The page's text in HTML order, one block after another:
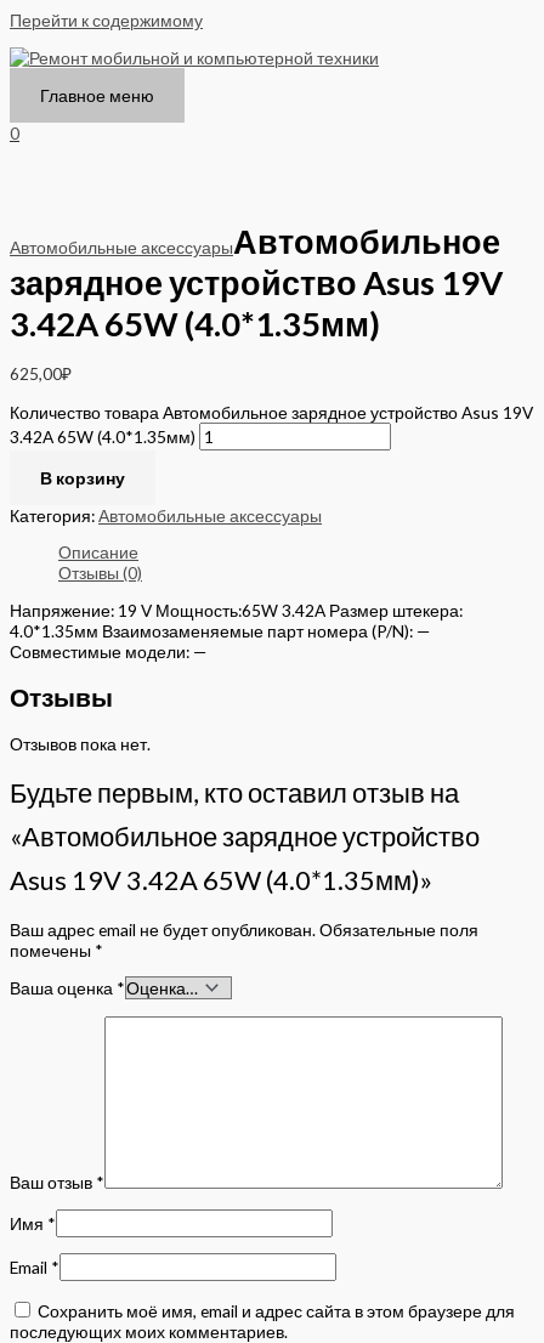
Перейти к содержимому
Главное меню
0
Автомобильные аксессуарыАвтомобильное
зарядное устройство Asus 19V
3.42A 65W (4.0*1.35мм)
625,00₽
Количество товара Автомобильное зарядное устройство Asus 19V
3.42A 65W (4.0*1.35мм)
В корзину
Категория:Автомобильные аксессуары
Описание
Отзывы (0)
Напряжение: 19 V Мощность:65W 3.42A Размер штекера:
4.0*1.35мм Взаимозаменяемые парт номера (P/N): —
Совместимые модели: —
Отзывы
Отзывов пока нет.
Будьте первым, кто оставил отзыв на
«Автомобильное зарядное устройство
Asus 19V 3.42A 65W (4.0*1.35мм)»
Ваш адрес email не будет опубликован.Обязательные поля
помечены *
Ваша оценка *
Ваш отзыв *
Имя *
Email *
Сохранить моё имя, email и адрес сайта в этом браузере для
последующих моих комментариев.